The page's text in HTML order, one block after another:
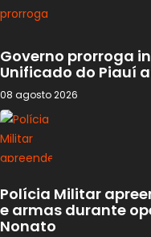
Governo prorroga
Unificado do Piauí
08 agosto 2026
Polícia Militar
e armas durante
Nonato